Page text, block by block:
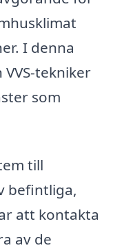
I denna
tekniker
som
till
befintliga,
att kontakta
av de